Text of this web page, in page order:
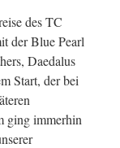
des TC
der Blue Pearl
Daedalus
Start, der bei
ging immerhin